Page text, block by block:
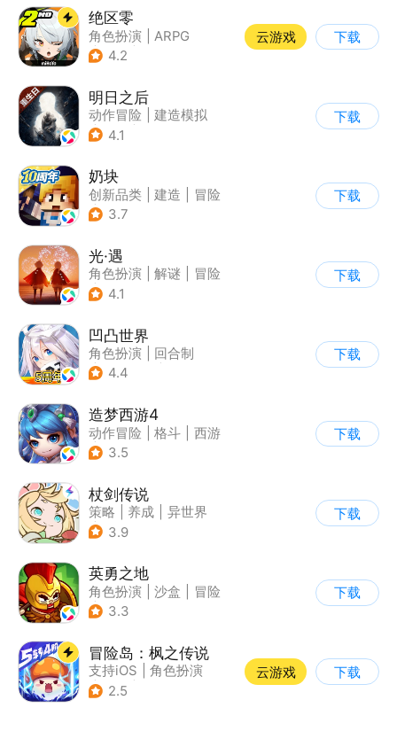
绝区零
角色扮演
ARPG
| 冒险
4.2
云游戏 下载
明日之后
动作冒险
建造模拟
| 丧尸
4.1
下载
奶块
创新品类 建造
冒险
| 开放世界
3.7
下载
光·遇
角色扮演 解谜
冒险
| 开放世界
4.1
下载
凹凸世界
角色扮演
回合制
| 动漫改编
4.4
下载
造梦西游4
动作冒险 格斗
西游
| 横版过关
3.5
下载
杖剑传说
策略 养成
异世界
| 二次元
3.9
下载
英勇之地
角色扮演 沙盒
冒险
| steam游戏
3.3
下载
冒险岛：枫之传说
支持iOS
角色扮演
| 放置
2.5
云游戏 下载